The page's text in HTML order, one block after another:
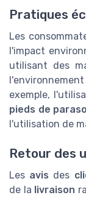
Pratiques
Les
l'impact
utilisant des
exemple,
pieds de
l'utilisation de
Retour des
Les avis des
de la livraison